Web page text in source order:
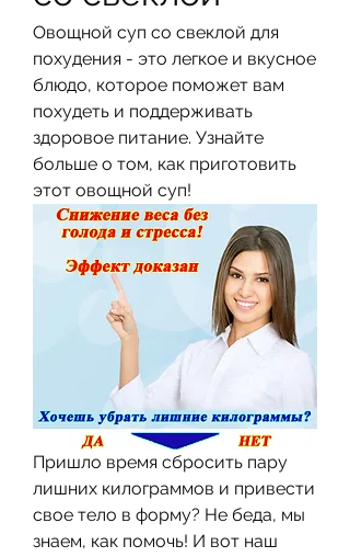
Овощной суп со свеклой для
похудения - это легкое и вкусное
блюдо, которое поможет вам
похудеть и поддерживать
здоровое питание. Узнайте
больше о том, как приготовить
этот овощной суп!
Пришло время сбросить пару
лишних килограммов и привести
свое тело в форму? Не беда, мы
знаем, как помочь! И вот наш